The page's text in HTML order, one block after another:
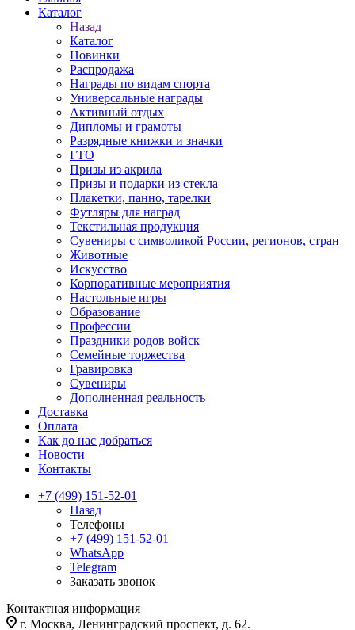
Каталог
Назад
Каталог
Новинки
Распродажа
Награды по видам спорта
Универсальные награды
Активный отдых
Дипломы и грамоты
Разрядные книжки и значки
ГТО
Призы из акрила
Призы и подарки из стекла
Плакетки, панно, тарелки
Футляры для наград
Текстильная продукция
Сувениры с символикой России, регионов, стран
Животные
Искусство
Корпоративные мероприятия
Настольные игры
Образование
Профессии
Праздники родов войск
Семейные торжества
Гравировка
Сувениры
Дополненная реальность
Доставка
Оплата
Как до нас добраться
Новости
Контакты
+7 (499) 151-52-01
Назад
Телефоны
+7 (499) 151-52-01
WhatsApp
Telegram
Заказать звонок
Контактная информация
г. Москва, Ленинградский проспект, д. 62.